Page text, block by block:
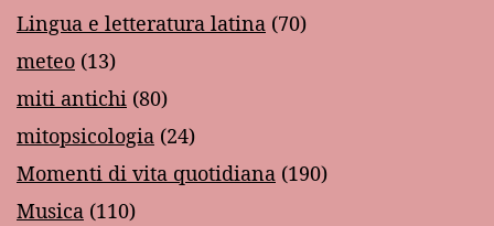
Lingua e letteratura latina (70)
meteo (13)
miti antichi (80)
mitopsicologia (24)
Momenti di vita quotidiana (190)
Musica (110)